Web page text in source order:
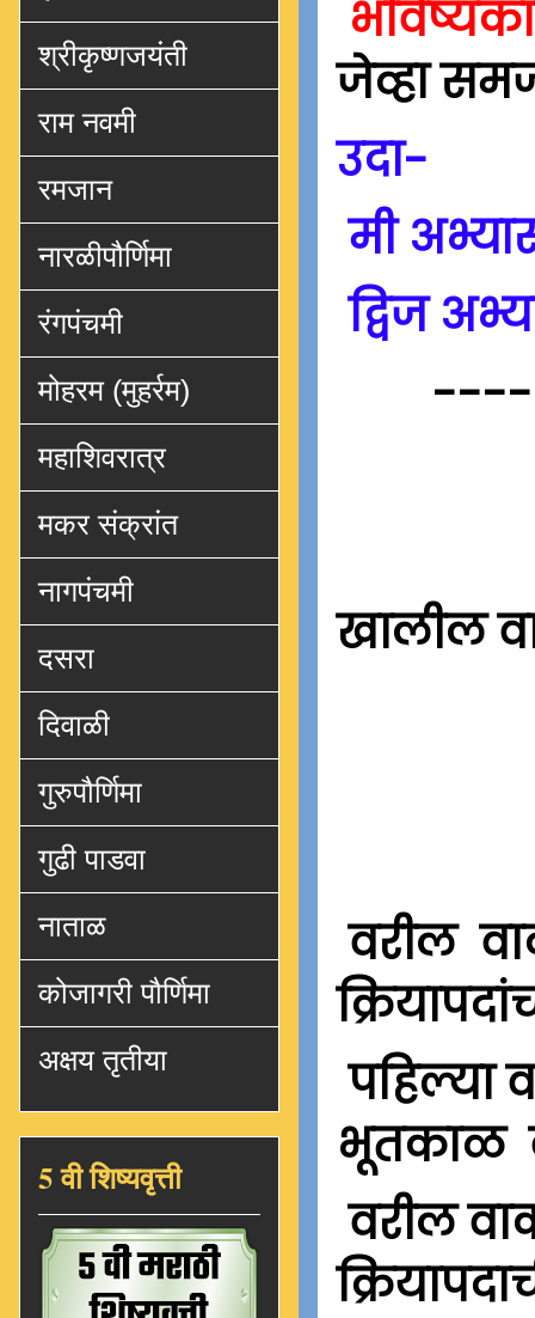
जेव्हा
उदा-
मी
द्विज
खालील
वरील
पहिल्या
भूतकाळ
वरील
श्रीकृष्णजयंती
राम नवमी
रमजान
नारळीपौर्णिमा
रंगपंचमी
मोहरम (मुहर्रम)
महाशिवरात्र
मकर संक्रांत
नागपंचमी
दसरा
दिवाळी
गुरुपौर्णिमा
गुढी पाडवा
नाताळ
कोजागरी पौर्णिमा
अक्षय तृतीया
5 वी शिष्यवृत्ती